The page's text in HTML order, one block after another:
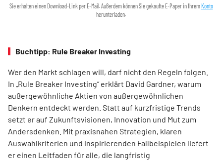
Sie erhalten einen Download-Link per E-Mail. Außerdem können Sie gekaufte E-Paper in Ihrem Konto
herunterladen.
Buchtipp: Rule Breaker Investing
Wer den Markt schlagen will, darf nicht den Regeln folgen.
In „Rule Breaker Investing“ erklärt David Gardner, warum
außergewöhnliche Aktien von außer­gewöhnlichen
Denkern entdeckt werden. Statt auf kurzfristige Trends
setzt er auf Zukunftsvisionen, Innovation und Mut zum
Andersdenken. Mit praxisnahen Strategien, klaren
Auswahlkriterien und inspirierenden Fallbeispielen liefert
er einen Leit­faden für alle, die langfristig